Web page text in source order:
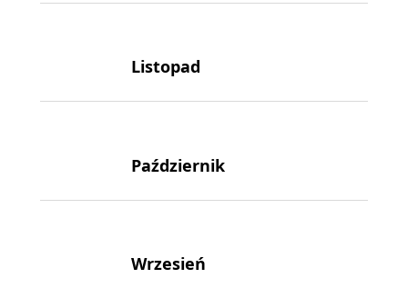
Listopad
Październik
Wrzesień